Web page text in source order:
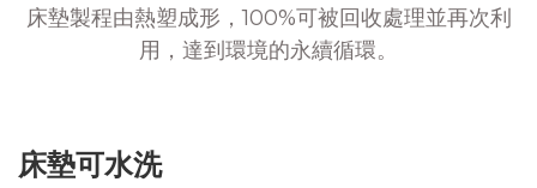
床墊製程由熱塑成形，100%可被回收處理並再次利
用，達到環境的永續循環。
床墊可水洗